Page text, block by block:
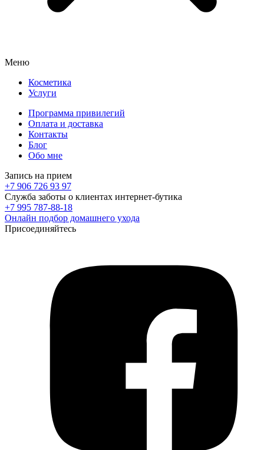
Меню
Косметика
Услуги
Программа привилегий
Оплата и доставка
Контакты
Блог
Обо мне
Запись на прием
+7 906 726 93 97
Служба заботы о клиентах интернет-бутика
+7 995 787-88-18
Онлайн подбор домашнего ухода
Присоединяйтесь